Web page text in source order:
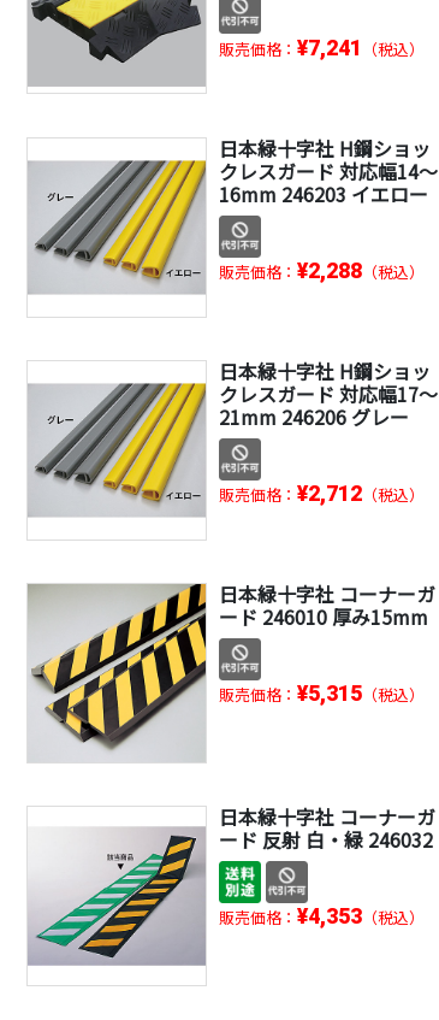
販売価格：¥7,241 （税込）
日本緑十字社 H鋼ショッ
クレスガード 対応幅14～
16mm 246203 イエロー
販売価格：¥2,288 （税込）
日本緑十字社 H鋼ショッ
クレスガード 対応幅17～
21mm 246206 グレー
販売価格：¥2,712 （税込）
日本緑十字社 コーナーガ
ード 246010 厚み15mm
販売価格：¥5,315 （税込）
日本緑十字社 コーナーガ
ード 反射 白・緑 246032
販売価格：¥4,353 （税込）